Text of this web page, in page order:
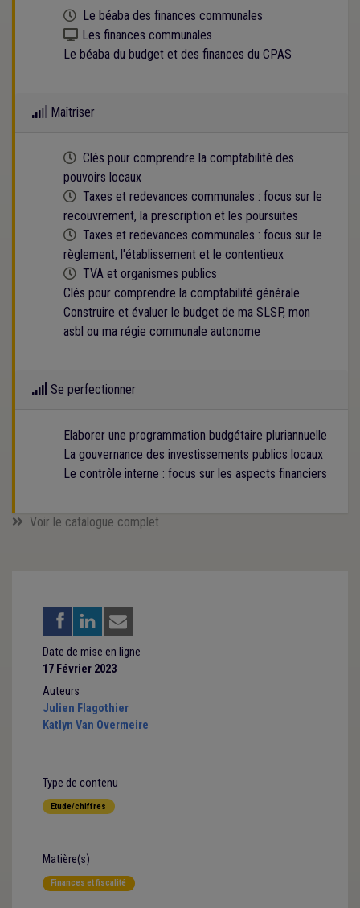
Cette formation est programmée
Le béaba des finances communales
Kit numérique gratuit
Les finances communales
Le béaba du budget et des finances du CPAS
Maîtriser
Cette formation est programmée
Clés pour comprendre la comptabilité des
pouvoirs locaux
Cette formation est programmée
Taxes et redevances communales : focus sur le
recouvrement, la prescription et les poursuites
Cette formation est programmée
Taxes et redevances communales : focus sur le
règlement, l'établissement et le contentieux
Cette formation est programmée
TVA et organismes publics
Clés pour comprendre la comptabilité générale
Construire et évaluer le budget de ma SLSP, mon
asbl ou ma régie communale autonome
Se perfectionner
Elaborer une programmation budgétaire pluriannuelle
La gouvernance des investissements publics locaux
Le contrôle interne : focus sur les aspects financiers
Voir le catalogue complet
Date de mise en ligne
17 Février 2023
Auteurs
Julien Flagothier
Katlyn Van Overmeire
Type de contenu
Etude/chiffres
Matière(s)
Finances et fiscalité